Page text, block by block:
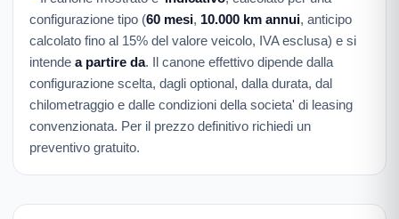
configurazione tipo (60 mesi, 10.000 km annui, anticipo
calcolato fino al 15% del valore veicolo, IVA esclusa) e si
intende a partire da. Il canone effettivo dipende dalla
configurazione scelta, dagli optional, dalla durata, dal
chilometraggio e dalle condizioni della societa' di leasing
convenzionata. Per il prezzo definitivo richiedi un
preventivo gratuito.